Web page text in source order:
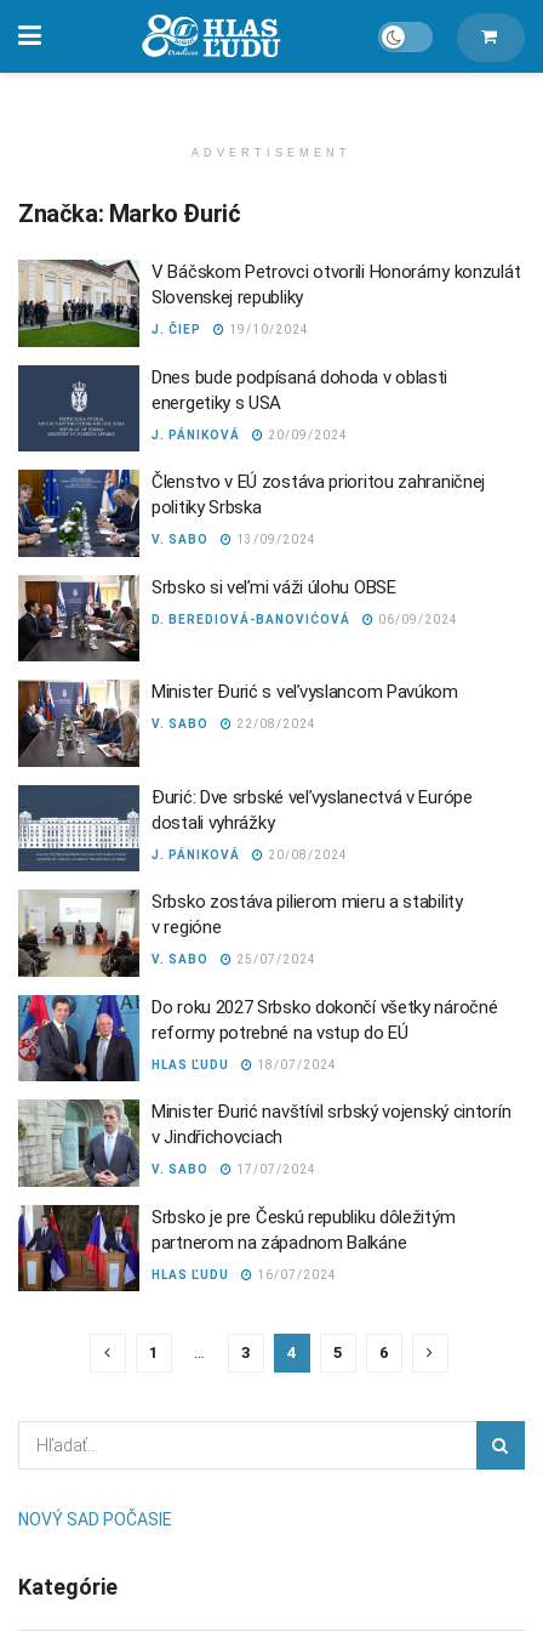
ADVERTISEMENT
Značka: Marko Đurić
V Báčskom Petrovci otvorili Honorárny konzulát
Slovenskej republiky
J. ČIEP 19/10/2024
Dnes bude podpísaná dohoda v oblasti
energetiky s USA
J. PÁNIKOVÁ 20/09/2024
Členstvo v EÚ zostáva prioritou zahraničnej
politiky Srbska
V. SABO 13/09/2024
Srbsko si veľmi váži úlohu OBSE
D. BEREDIOVÁ-BANOVIĆOVÁ 06/09/2024
Minister Đurić s veľvyslancom Pavúkom
V. SABO 22/08/2024
Đurić: Dve srbské veľvyslanectvá v Európe
dostali vyhrážky
J. PÁNIKOVÁ 20/08/2024
Srbsko zostáva pilierom mieru a stability
v regióne
V. SABO 25/07/2024
Do roku 2027 Srbsko dokončí všetky náročné
reformy potrebné na vstup do EÚ
HLAS ĽUDU 18/07/2024
Minister Đurić navštívil srbský vojenský cintorín
v Jindřichovciach
V. SABO 17/07/2024
Srbsko je pre Českú republiku dôležitým
partnerom na západnom Balkáne
HLAS ĽUDU 16/07/2024
1 … 3 4 5 6
NOVÝ SAD POČASIE
Kategórie